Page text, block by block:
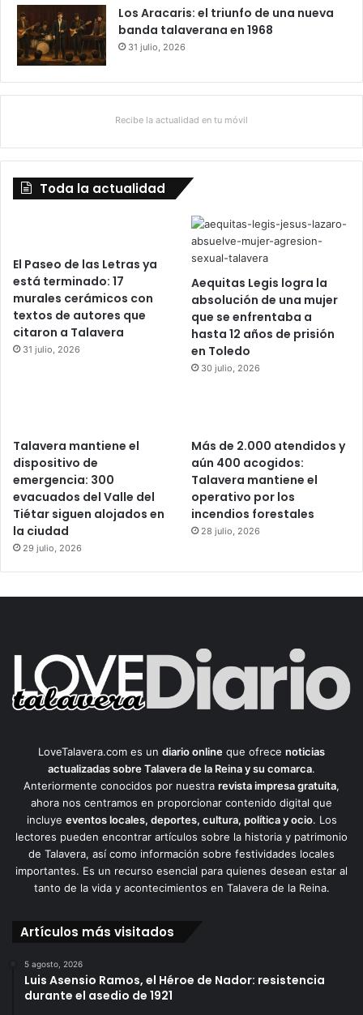
Los Aracaris: el triunfo de una nueva
banda talaverana en 1968
31 julio, 2026
Recibe la actualidad en tu móvil
Toda la actualidad
El Paseo de las Letras ya
está terminado: 17
murales cerámicos con
textos de autores que
citaron a Talavera
31 julio, 2026
Aequitas Legis logra la
absolución de una mujer
que se enfrentaba a
hasta 12 años de prisión
en Toledo
30 julio, 2026
Talavera mantiene el
dispositivo de
emergencia: 300
evacuados del Valle del
Tiétar siguen alojados en
la ciudad
29 julio, 2026
Más de 2.000 atendidos y
aún 400 acogidos:
Talavera mantiene el
operativo por los
incendios forestales
28 julio, 2026
LoveTalavera.com es un diario online que ofrece noticias
actualizadas sobre Talavera de la Reina y su comarca.
Anteriormente conocidos por nuestra revista impresa gratuita,
ahora nos centramos en proporcionar contenido digital que
incluye eventos locales, deportes, cultura, política y ocio. Los
lectores pueden encontrar artículos sobre la historia y patrimonio
de Talavera, así como información sobre festividades locales
importantes. Es un recurso esencial para quienes desean estar al
tanto de la vida y acontecimientos en Talavera de la Reina.
Artículos más visitados
5 agosto, 2026
Luis Asensio Ramos, el Héroe de Nador: resistencia
durante el asedio de 1921